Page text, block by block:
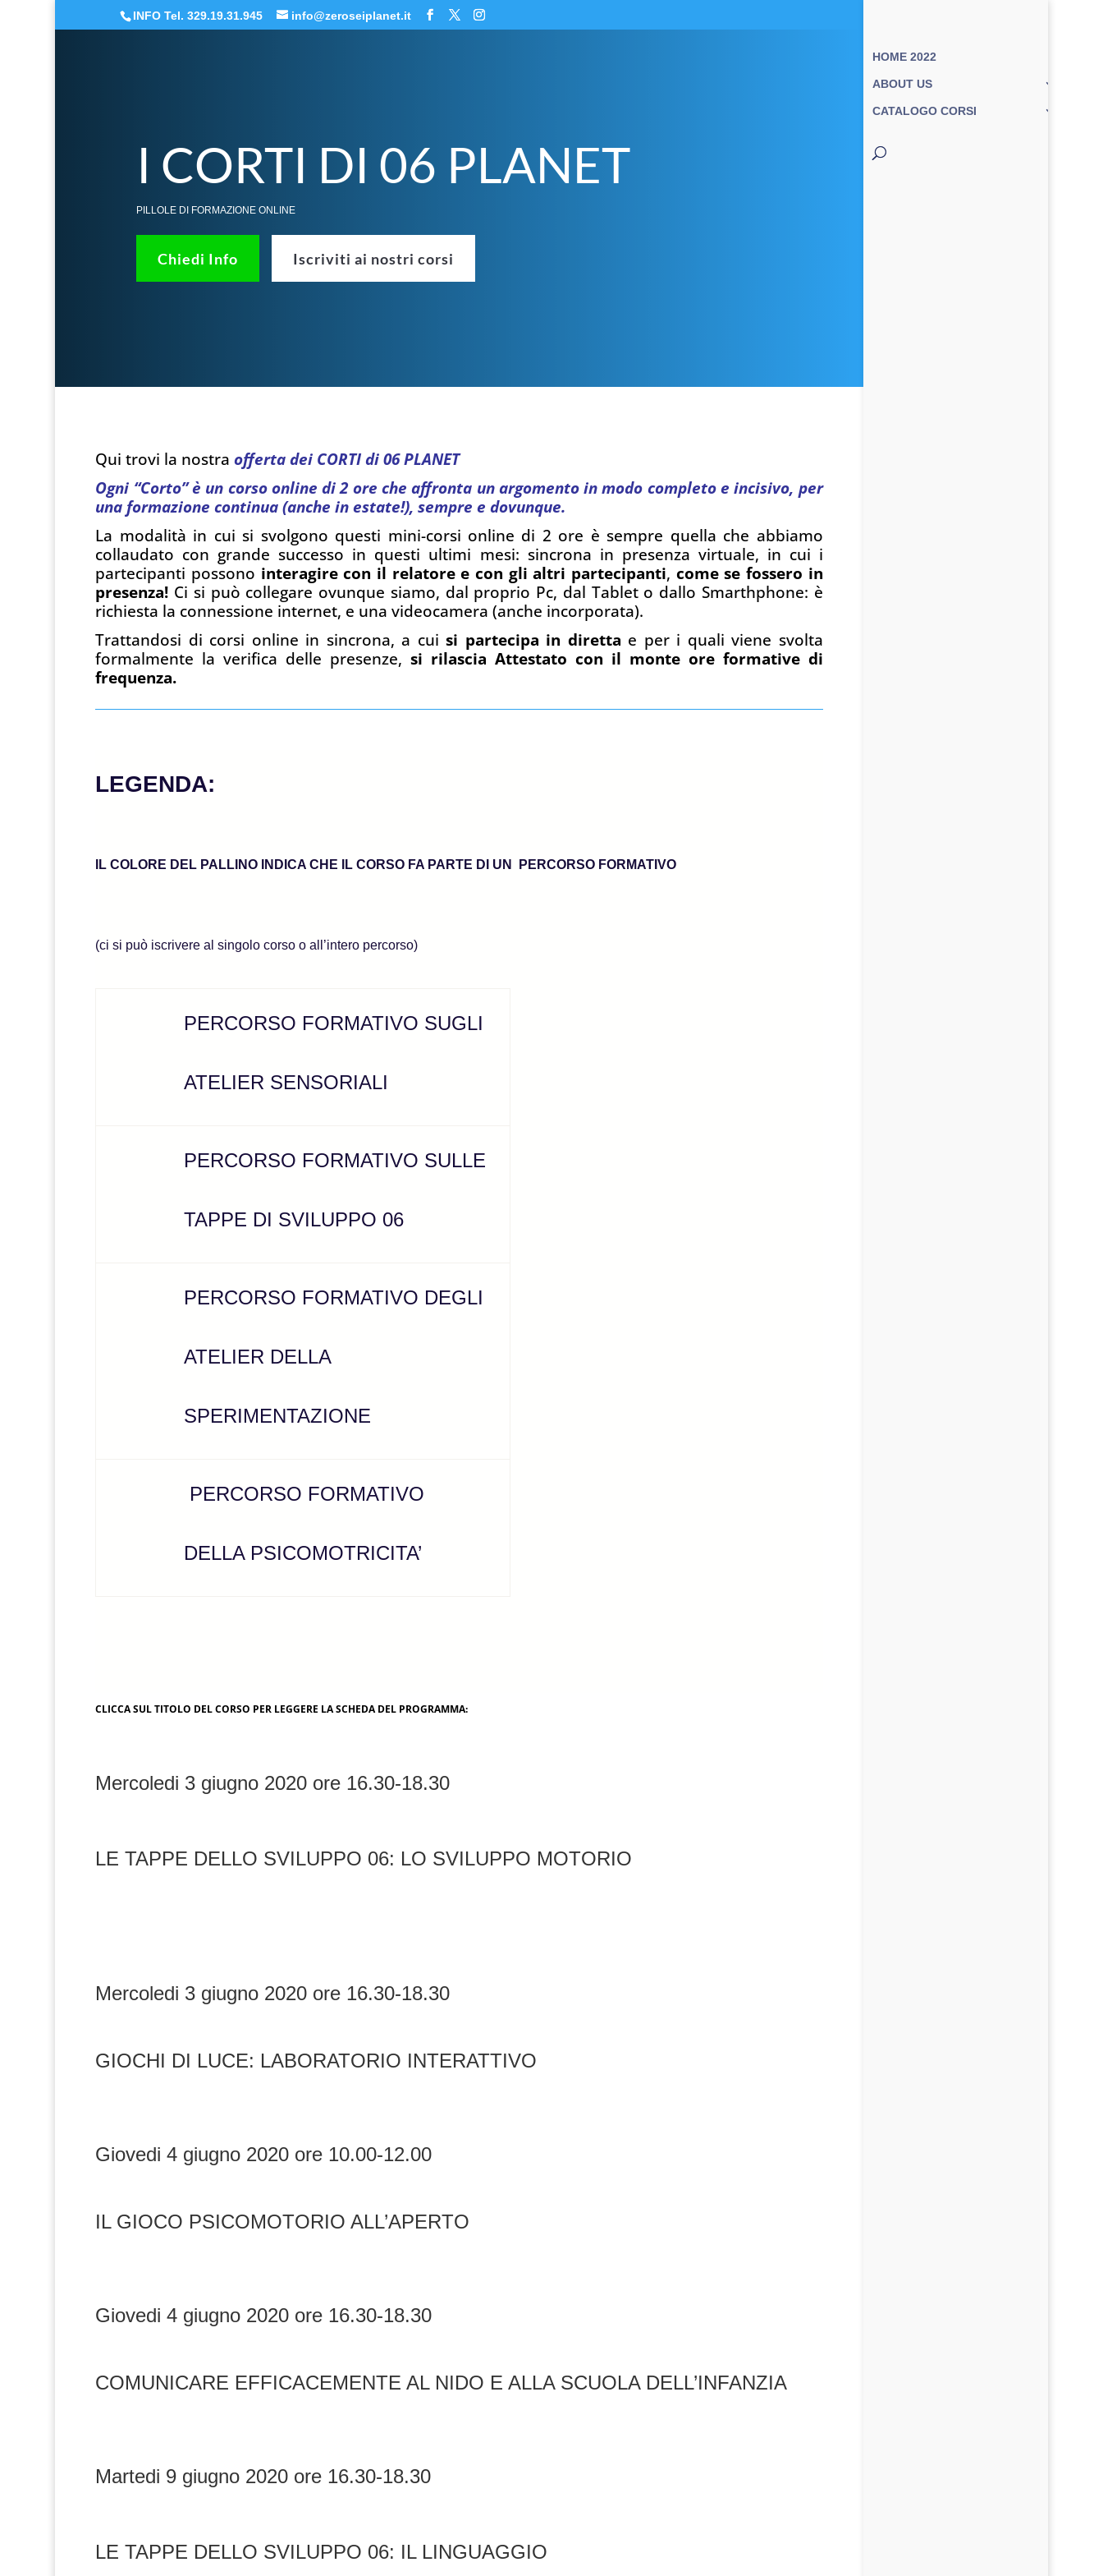
INFO Tel. 329.19.31.945 info@zeroseiplanet.it
HOME 2022
ABOUT US
CATALOGO CORSI
I CORTI DI 06 PLANET
PILLOLE DI FORMAZIONE ONLINE
Chiedi Info Iscriviti ai nostri corsi
Qui trovi la nostraofferta dei CORTI di 06 PLANET
Ogni “Corto” è un corso online di 2 ore che affronta un argomento in modo completo e incisivo, per
una formazione continua (anche in estate!), sempre e dovunque.
La modalità in cui si svolgono questi mini-corsi online di 2 ore è sempre quella che abbiamo
collaudato con grande successo in questi ultimi mesi: sincrona in presenza virtuale, in cui i
partecipanti possono interagire con il relatore e con gli altri partecipanti, come se fossero in
presenza! Ci si può collegare ovunque siamo, dal proprio Pc, dal Tablet o dallo Smarthphone: è
richiesta la connessione internet, e una videocamera (anche incorporata).
Trattandosi di corsi online in sincrona, a cuisi partecipa in diretta e per i quali viene svolta
formalmente la verifica delle presenze,si rilascia Attestato con il monte ore formative di
frequenza.
LEGENDA:
IL COLORE DEL PALLINO INDICA CHE IL CORSO FA PARTE DI UN PERCORSO FORMATIVO
(ci si può iscrivere al singolo corso o all’intero percorso)
PERCORSO FORMATIVO SUGLI
ATELIER SENSORIALI
PERCORSO FORMATIVO SULLE
TAPPE DI SVILUPPO 06
PERCORSO FORMATIVO DEGLI
ATELIER DELLA
SPERIMENTAZIONE
PERCORSO FORMATIVO
DELLA PSICOMOTRICITA’
CLICCA SUL TITOLO DEL CORSO PER LEGGERE LA SCHEDA DEL PROGRAMMA:
Mercoledi 3 giugno 2020 ore 16.30-18.30
LE TAPPE DELLO SVILUPPO 06: LO SVILUPPO MOTORIO
Mercoledi 3 giugno 2020 ore 16.30-18.30
GIOCHI DI LUCE: LABORATORIO INTERATTIVO
Giovedi 4 giugno 2020 ore 10.00-12.00
IL GIOCO PSICOMOTORIO ALL’APERTO
Giovedi 4 giugno 2020 ore 16.30-18.30
COMUNICARE EFFICACEMENTE AL NIDO E ALLA SCUOLA DELL’INFANZIA
Martedi 9 giugno 2020 ore 16.30-18.30
LE TAPPE DELLO SVILUPPO 06: IL LINGUAGGIO